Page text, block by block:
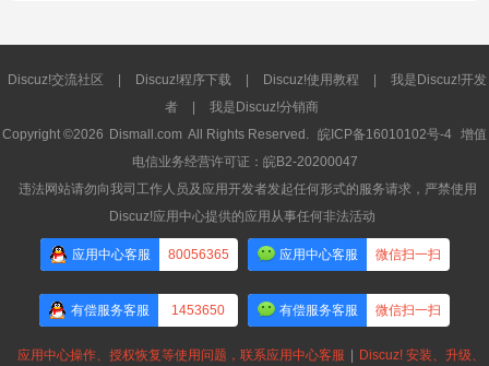
Discuz!交流社区 Discuz!程序下载 Discuz!使用教程
我是Discuz!开发
者
我是Discuz!分销商
Copyright ©2026 Dismall.com All Rights Reserved. 皖ICP备16010102号-4 增值
电信业务经营许可证：皖B2-20200047
违法网站请勿向我司工作人员及应用开发者发起任何形式的服务请求，严禁使用
Discuz!应用中心提供的应用从事任何非法活动
应用中心客服 80056365 应用中心客服 微信扫一扫
有偿服务客服 1453650 有偿服务客服 微信扫一扫
应用中心操作、授权恢复等使用问题，联系应用中心客服 Discuz! 安装、升级、